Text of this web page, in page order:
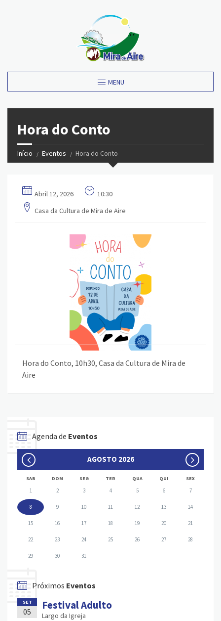
MENU
Hora do Conto
Início Eventos Hora do Conto
Abril 12, 2026
10:30
Casa da Cultura de Mira de Aire
Hora do Conto, 10h30, Casa da Cultura de Mira de
Aire
Agenda de Eventos
AGOSTO 2026
SAB DOM SEG TER QUA QUI SEX
1 2 3 4 5 6 7
8 9 10 11 12 13 14
15 16 17 18 19 20 21
22 23 24 25 26 27 28
29 30 31
Próximos Eventos
SET
05 Festival Adulto
Largo da Igreja